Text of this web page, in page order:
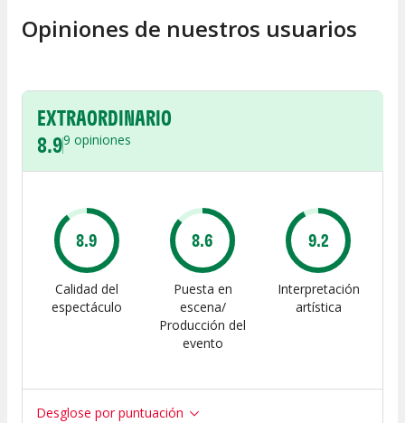
Opiniones de nuestros usuarios
EXTRAORDINARIO
8.99 opiniones
8.9
Calidad del
espectáculo
8.6
Puesta en
escena/
Producción del
evento
9.2
Interpretación
artística
Desglose por puntuación